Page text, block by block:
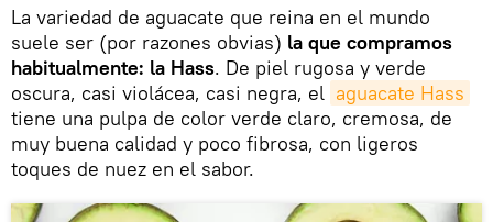
La variedad de aguacate que reina en el mundo
suele ser (por razones obvias) la que compramos
habitualmente: la Hass. De piel rugosa y verde
oscura, casi violácea, casi negra, el aguacate Hass
tiene una pulpa de color verde claro, cremosa, de
muy buena calidad y poco fibrosa, con ligeros
toques de nuez en el sabor.